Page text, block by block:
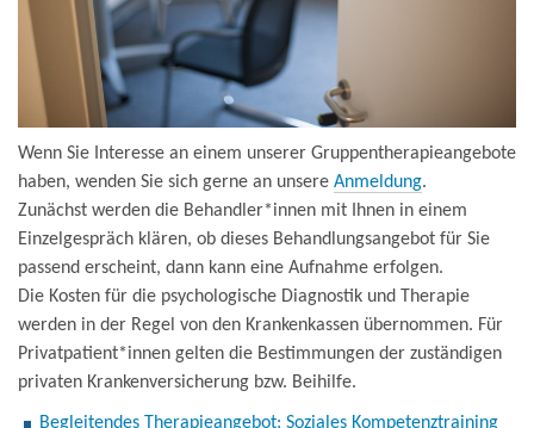
Wenn Sie Interesse an einem unserer Gruppentherapieangebote
haben, wenden Sie sich gerne an unsere Anmeldung.
Zunächst werden die Behandler*innen mit Ihnen in einem
Einzelgespräch klären, ob dieses Behandlungsangebot für Sie
passend erscheint, dann kann eine Aufnahme erfolgen.
Die Kosten für die psychologische Diagnostik und Therapie
werden in der Regel von den Krankenkassen übernommen. Für
Privatpatient*innen gelten die Bestimmungen der zuständigen
privaten Krankenversicherung bzw. Beihilfe.
Begleitendes Therapieangebot: Soziales Kompetenztraining